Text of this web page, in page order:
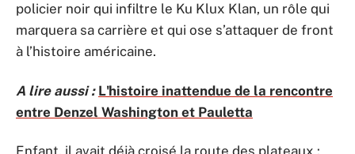
policier noir qui infiltre le Ku Klux Klan, un rôle qui
marquera sa carrière et qui ose s’attaquer de front
à l’histoire américaine.
A lire aussi : L'histoire inattendue de la rencontre
entre Denzel Washington et Pauletta